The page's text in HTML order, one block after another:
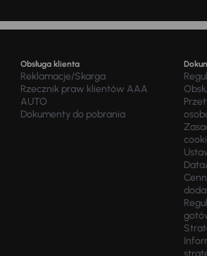
Obsługa klienta
Reklamacje/Skarga
Rzecznik praw klientów AAA
AUTO
Dokumenty do pobrania